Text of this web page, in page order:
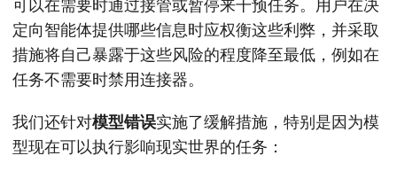
可以在需要时通过接管或暂停来干预任务。用户在决
定向智能体提供哪些信息时应权衡这些利弊，并采取
措施将自己暴露于这些风险的程度降至最低，例如在
任务不需要时禁用连接器。
我们还针对模型错误实施了缓解措施，特别是因为模
型现在可以执行影响现实世界的任务：